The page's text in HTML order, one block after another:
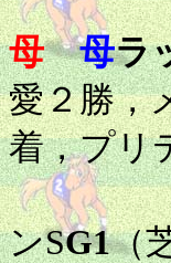
母
母ラ
愛２勝，
着，プリ
ダン
ンSG1（